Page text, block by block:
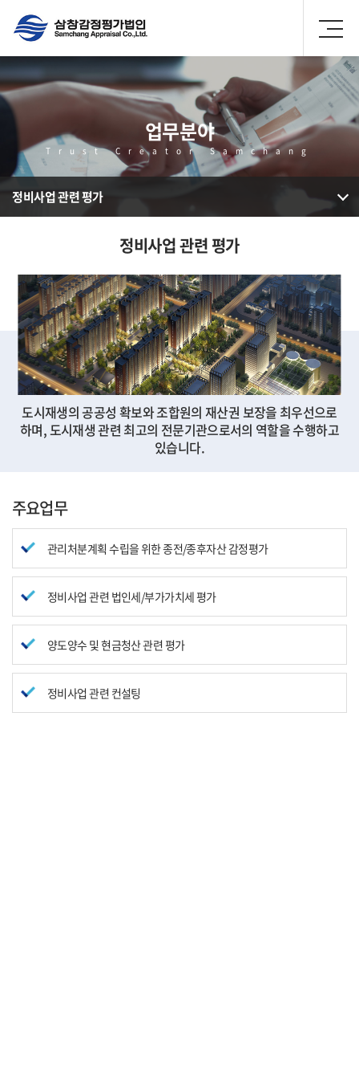
업무분야
Trust Creator Samchang
정비사업 관련 평가
정비사업 관련 평가
도시재생의 공공성 확보와 조합원의 재산권 보장을 최우선으로
하며,도시재생 관련 최고의 전문기관으로서의 역할을 수행하고
있습니다.
주요업무
관리처분계획 수립을 위한 종전/종후자산 감정평가
정비사업 관련 법인세/부가가치세 평가
양도양수 및 현금청산 관련 평가
정비사업 관련 컨설팅